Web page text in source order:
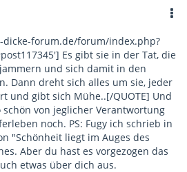
forum.de/forum/index.php?
Es gibt sie in der Tat, die
und sich damit in den
Dann dreht sich alles um sie, jeder
und gibt sich Mühe..[/QUOTE] Und
von jeglicher Verantwortung
noch. PS: Fugy ich schrieb in
"Schönheit liegt im Auges des
Aber du hast es vorgezogen das
etwas über dich aus.